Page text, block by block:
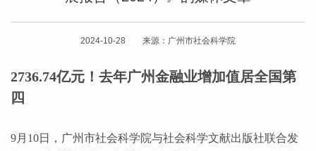
2024-10-28 来源：广州市社会科学院
2736.74亿元！去年广州金融业增加值居全国第
四
9月10日，广州市社会科学院与社会科学文献出版社联合发